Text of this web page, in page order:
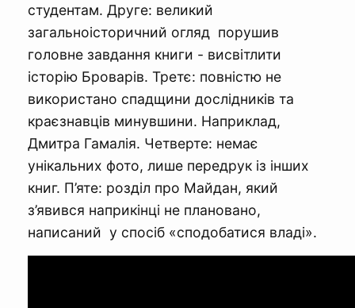
студентам. Друге: великий
загальноісторичний огляд порушив
головне завдання книги - висвітлити
історію Броварів. Третє: повністю не
використано спадщини дослідників та
краєзнавців минувшини. Наприклад,
Дмитра Гамалія. Четверте: немає
унікальних фото, лише передрук із інших
книг. П’яте: розділ про Майдан, який
з’явився наприкінці не плановано,
написаний у спосіб «сподобатися владі».